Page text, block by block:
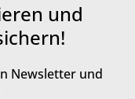
und
Newsletter und